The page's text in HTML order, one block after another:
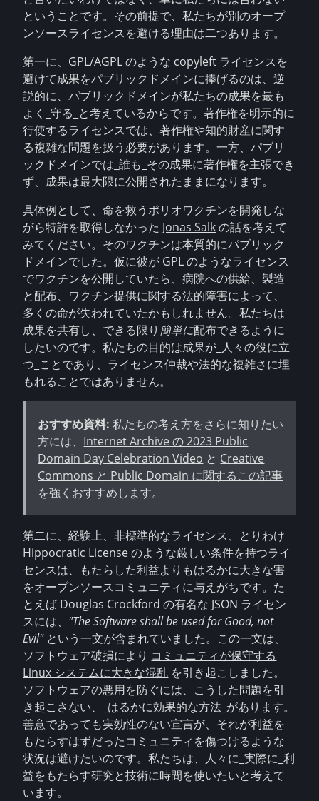
ということです。その前提で、私たちが別のオープ
ンソースライセンスを避ける理由は二つあります。
第一に、GPL/AGPL のような copyleft ライセンスを
避けて成果をパブリックドメインに捧げるのは、逆
説的に、パブリックドメインが私たちの成果を最も
よく_守る_と考えているからです。著作権を明示的に
行使するライセンスでは、著作権や知的財産に関す
る複雑な問題を扱う必要があります。一方、パブリ
ックドメインでは_誰も_その成果に著作権を主張でき
ず、成果は最大限に公開されたままになります。
具体例として、命を救うポリオワクチンを開発しな
がら特許を取得しなかった Jonas Salkの話を考えて
みてください。そのワクチンは本質的にパブリック
ドメインでした。仮に彼が GPL のようなライセンス
でワクチンを公開していたら、病院への供給、製造
と配布、ワクチン提供に関する法的障害によって、
多くの命が失われていたかもしれません。私たちは
成果を共有し、できる限り 簡単に配布できるように
したいのです。私たちの目的は成果が_人々の役に立
つ_ことであり、ライセンス仲裁や法的な複雑さに埋
もれることではありません。
おすすめ資料: 私たちの考え方をさらに知りたい
方には、 Internet Archive の 2023 Public
Domain Day Celebration Video と Creative
Commons と Public Domain に関するこの記事
を強くおすすめします。
第二に、経験上、非標準的なライセンス、とりわけ
Hippocratic Licenseのような厳しい条件を持つライ
センスは、もたらした利益よりもはるかに大きな害
をオープンソースコミュニティに与えがちです。た
とえば Douglas Crockford の有名な JSON ライセン
スには、 "The Software shall be used for Good, not
Evil"という一文が含まれていました。この一文は、
ソフトウェア破損により コミュニティが保守する
Linux システムに大きな混乱 を引き起こしました。
ソフトウェアの悪用を防ぐには、こうした問題を引
き起こさない、_はるかに効果的な方法_があります。
善意であっても実効性のない宣言が、それが利益を
もたらすはずだったコミュニティを傷つけるような
状況は避けたいのです。私たちは、人々に_実際に_利
益をもたらす研究と技術に時間を使いたいと考えて
います。